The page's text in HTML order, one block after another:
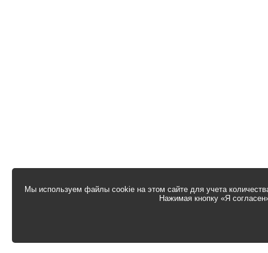
Мы используем файлы cookie на этом сайте для учета
Нажимая кнопку «Я